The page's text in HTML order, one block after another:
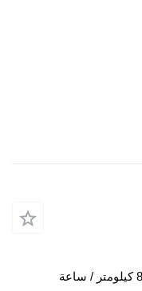
8 كيلومتر / ساعة